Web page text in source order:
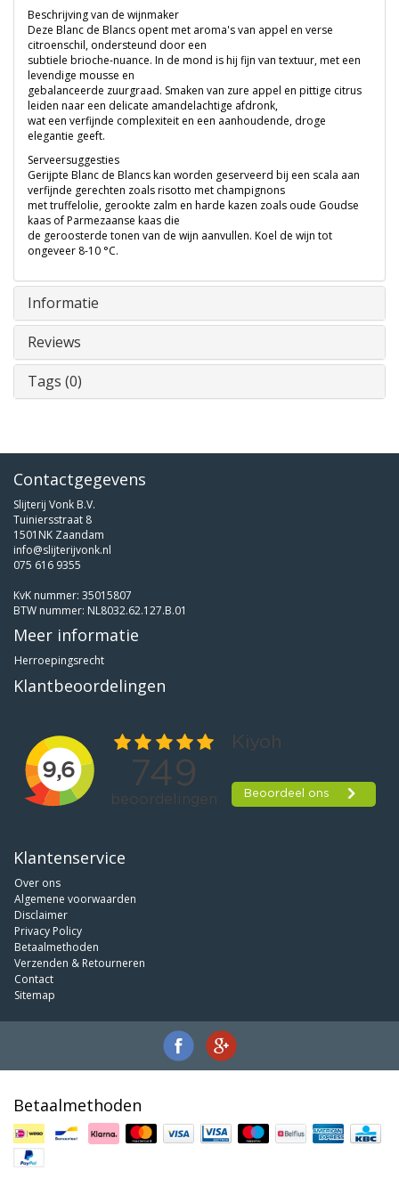
Beschrijving van de wijnmaker
Deze Blanc de Blancs opent met aroma's van appel en verse
citroenschil, ondersteund door een
subtiele brioche-nuance. In de mond is hij fijn van textuur, met een
levendige mousse en
gebalanceerde zuurgraad. Smaken van zure appel en pittige citrus
leiden naar een delicate amandelachtige afdronk,
wat een verfijnde complexiteit en een aanhoudende, droge
elegantie geeft.
Serveersuggesties
Gerijpte Blanc de Blancs kan worden geserveerd bij een scala aan
verfijnde gerechten zoals risotto met champignons
met truffelolie, gerookte zalm en harde kazen zoals oude Goudse
kaas of Parmezaanse kaas die
de geroosterde tonen van de wijn aanvullen. Koel de wijn tot
ongeveer 8-10 °C.
Informatie
Reviews
Tags (0)
Contactgegevens
Slijterij Vonk B.V.
Tuiniersstraat 8
1501NK Zaandam
info@slijterijvonk.nl
075 616 9355
KvK nummer: 35015807
BTW nummer: NL8032.62.127.B.01
Meer informatie
Herroepingsrecht
Klantbeoordelingen
Klantenservice
Over ons
Algemene voorwaarden
Disclaimer
Privacy Policy
Betaalmethoden
Verzenden & Retourneren
Contact
Sitemap
Betaalmethoden